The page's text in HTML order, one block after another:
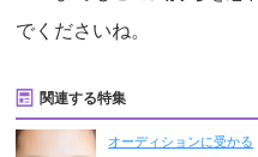
でくださいね。
関連する特集
オーディションに受かる